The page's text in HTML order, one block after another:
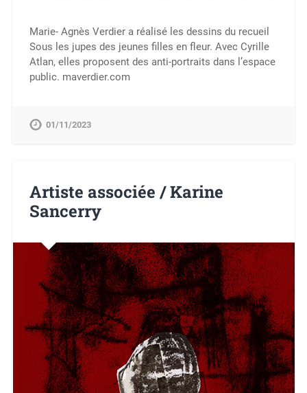
Marie- Agnès Verdier a réalisé les dessins du recueil
Sous les jupes des jeunes filles en fleur. Avec Cyrille
Atlan, elles proposent des anti-portraits dans l’espace
public. maverdier.com
01/11/2023
Artiste associée / Karine
Sancerry